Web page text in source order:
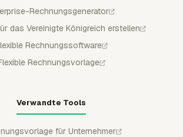
Rechnungsgenerator
das Vereinigte Königreich erstellen
Rechnungssoftware
Rechnungsvorlage
Verwandte Tools
für Unternehmer